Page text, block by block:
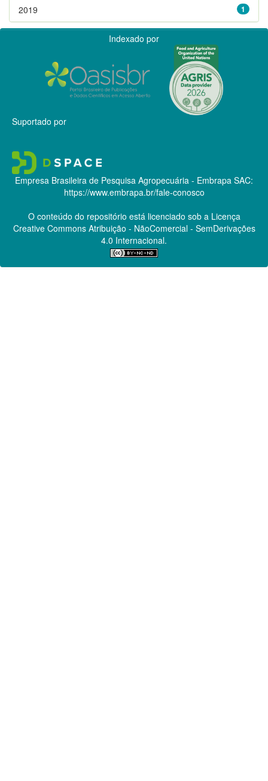
1
2019
Indexado por
Suportado por
Empresa Brasileira de Pesquisa Agropecuária - Embrapa SAC:
https://www.embrapa.br/fale-conosco
O conteúdo do repositório está licenciado sob a Licença
Creative CommonsAtribuição - NãoComercial - SemDerivações
4.0 Internacional.